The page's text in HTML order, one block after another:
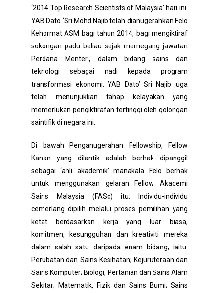
‘2014 Top Research Scientists of Malaysia’ hari ini.
YAB Dato ‘Sri Mohd Najib telah dianugerahkan Felo
Kehormat ASM bagi tahun 2014, bagi mengiktiraf
sokongan padu beliau sejak memegang jawatan
Perdana Menteri, dalam bidang sains dan
teknologi sebagai nadi kepada program
transformasi ekonomi. YAB Dato’ Sri Najib juga
telah menunjukkan tahap kelayakan yang
memerlukan pengiktirafan tertinggi oleh golongan
saintifik di negara ini.
Di bawah Penganugerahan Fellowship, Fellow
Kanan yang dilantik adalah berhak dipanggil
sebagai ‘ahli akademik’ manakala Felo berhak
untuk menggunakan gelaran Fellow Akademi
Sains Malaysia (FASc) itu. Individu-individu
cemerlang dipilih melalui proses pemilihan yang
ketat berdasarkan kerja yang luar biasa,
komitmen, kesungguhan dan kreativiti mereka
dalam salah satu daripada enam bidang, iaitu:
Perubatan dan Sains Kesihatan; Kejuruteraan dan
Sains Komputer; Biologi, Pertanian dan Sains Alam
Sekitar; Matematik, Fizik dan Sains Bumi; Sains